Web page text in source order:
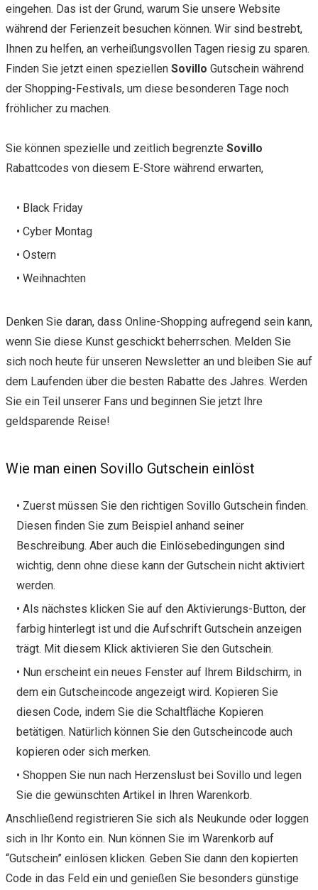
eingehen. Das ist der Grund, warum Sie unsere Website
während der Ferienzeit besuchen können. Wir sind bestrebt,
Ihnen zu helfen, an verheißungsvollen Tagen riesig zu sparen.
Finden Sie jetzt einen speziellen Sovillo Gutschein während
der Shopping-Festivals, um diese besonderen Tage noch
fröhlicher zu machen.
Sie können spezielle und zeitlich begrenzte Sovillo
Rabattcodes von diesem E-Store während erwarten,
• Black Friday
• Cyber Montag
• Ostern
• Weihnachten
Denken Sie daran, dass Online-Shopping aufregend sein kann,
wenn Sie diese Kunst geschickt beherrschen. Melden Sie
sich noch heute für unseren Newsletter an und bleiben Sie auf
dem Laufenden über die besten Rabatte des Jahres. Werden
Sie ein Teil unserer Fans und beginnen Sie jetzt Ihre
geldsparende Reise!
Wie man einen Sovillo Gutschein einlöst
• Zuerst müssen Sie den richtigen Sovillo Gutschein finden.
Diesen finden Sie zum Beispiel anhand seiner
Beschreibung. Aber auch die Einlösebedingungen sind
wichtig, denn ohne diese kann der Gutschein nicht aktiviert
werden.
• Als nächstes klicken Sie auf den Aktivierungs-Button, der
farbig hinterlegt ist und die Aufschrift Gutschein anzeigen
trägt. Mit diesem Klick aktivieren Sie den Gutschein.
• Nun erscheint ein neues Fenster auf Ihrem Bildschirm, in
dem ein Gutscheincode angezeigt wird. Kopieren Sie
diesen Code, indem Sie die Schaltfläche Kopieren
betätigen. Natürlich können Sie den Gutscheincode auch
kopieren oder sich merken.
• Shoppen Sie nun nach Herzenslust bei Sovillo und legen
Sie die gewünschten Artikel in Ihren Warenkorb.
Anschließend registrieren Sie sich als Neukunde oder loggen
sich in Ihr Konto ein. Nun können Sie im Warenkorb auf
“Gutschein” einlösen klicken. Geben Sie dann den kopierten
Code in das Feld ein und genießen Sie besonders günstige